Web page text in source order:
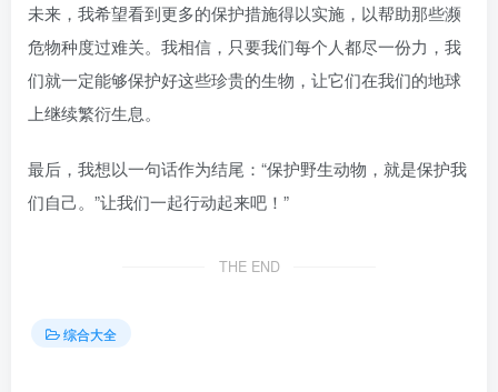
未来，我希望看到更多的保护措施得以实施，以帮助那些濒
危物种度过难关。我相信，只要我们每个人都尽一份力，我
们就一定能够保护好这些珍贵的生物，让它们在我们的地球
上继续繁衍生息。
最后，我想以一句话作为结尾：“保护野生动物，就是保护我
们自己。”让我们一起行动起来吧！”
THE END
综合大全